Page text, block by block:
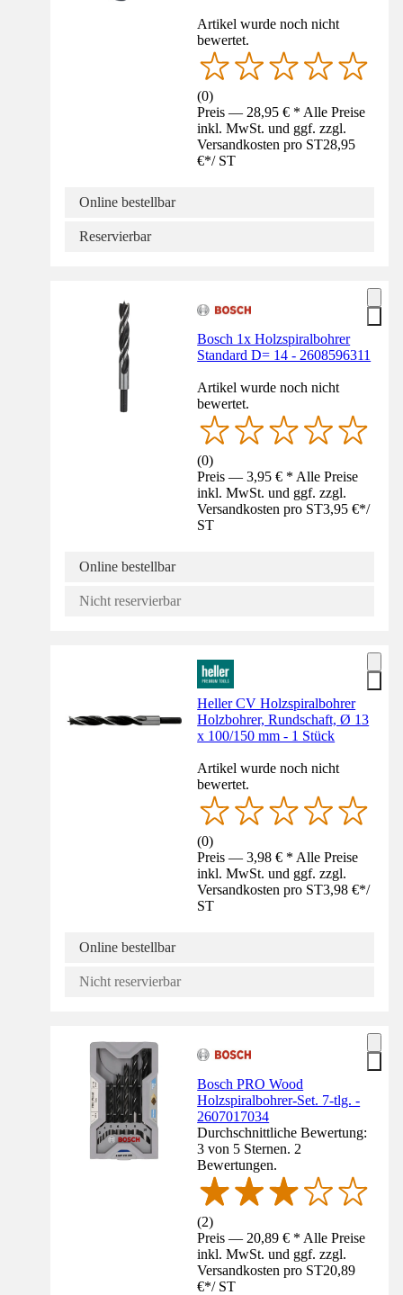
Artikel wurde noch nicht
bewertet.
(0)
Preis — 28,95 € * Alle Preise
inkl. MwSt. und ggf. zzgl.
Versandkosten pro ST28,95
€*/ ST
Online bestellbar
Reservierbar
Bosch 1x Holzspiralbohrer
Standard D= 14 - 2608596311
Artikel wurde noch nicht
bewertet.
(0)
Preis — 3,95 € * Alle Preise
inkl. MwSt. und ggf. zzgl.
Versandkosten pro ST3,95 €*/
ST
Online bestellbar
Nicht reservierbar
Heller CV Holzspiralbohrer
Holzbohrer, Rundschaft, Ø 13
x 100/150 mm - 1 Stück
Artikel wurde noch nicht
bewertet.
(0)
Preis — 3,98 € * Alle Preise
inkl. MwSt. und ggf. zzgl.
Versandkosten pro ST3,98 €*/
ST
Online bestellbar
Nicht reservierbar
Bosch PRO Wood
Holzspiralbohrer-Set. 7-tlg. -
2607017034
Durchschnittliche Bewertung:
3 von 5 Sternen. 2
Bewertungen.
(2)
Preis — 20,89 € * Alle Preise
inkl. MwSt. und ggf. zzgl.
Versandkosten pro ST20,89
€*/ ST